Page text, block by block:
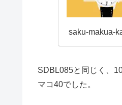
saku-makua-
SDBL085と同じく、
マコ40でした。